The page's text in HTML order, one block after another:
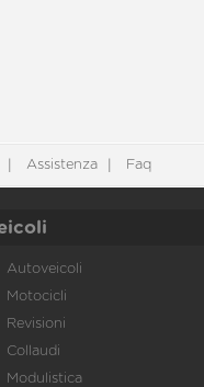
Assistenza Faq
Autoveicoli
Motocicli
Revisioni
Collaudi
Modulistica